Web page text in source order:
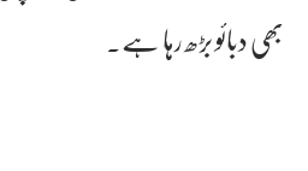
بھی دبائو بڑھ رہا ہے۔